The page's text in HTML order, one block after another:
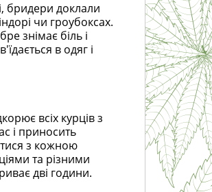
бридери доклали
чи гроубоксах.
знімає біль і
в одяг і
всіх курців з
і приносить
з кожною
та різними
дві години.